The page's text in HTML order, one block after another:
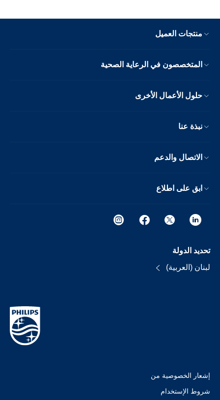
منتجات العميل
المتخصصون في الرعاية الصحية
حلول الأعمال الأخرى
نبذة عنا
الاتصال والدعم
ابق على اطلاع
تحديد الدولة
لبنان (العربية)
إشعار الخصوصية من
شروط الإستخدام